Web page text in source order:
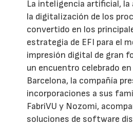
La inteligencia artificial,
la digitalización de los
convertido en los
estrategia de EFI para el
impresión digital de gran
un encuentro celebrado en
Barcelona, la compañía
incorporaciones a sus
FabriVU y Nozomi,
soluciones de software